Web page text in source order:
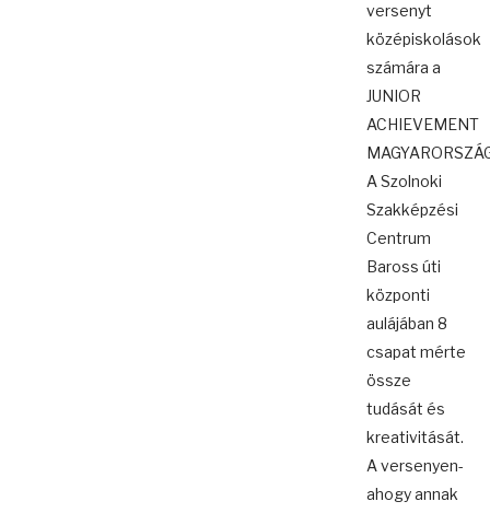
versenyt
középiskolások
számára a
JUNIOR
ACHIEVEMENT
A Szolnoki
Szakképzési
Centrum
Baross úti
központi
aulájában 8
csapat mérte
össze
tudását és
kreativitását.
A versenyen-
ahogy annak